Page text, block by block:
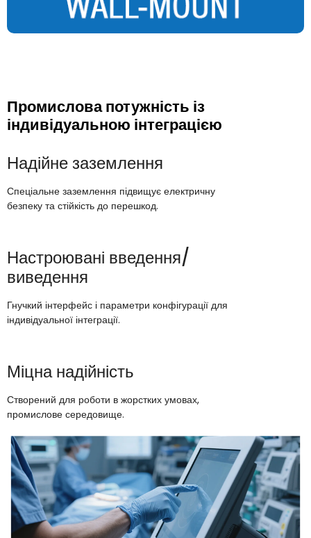
Промислова потужність із
індивідуальною інтеграцією
Надійне заземлення
Спеціальне заземлення підвищує електричну
безпеку та стійкість до перешкод.
Настроювані введення/
виведення
Гнучкий інтерфейс і параметри конфігурації для
індивідуальної інтеграції.
Міцна надійність
Створений для роботи в жорстких умовах,
промислове середовище.